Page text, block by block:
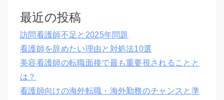
最近の投稿
訪問看護師不足と2025年問題
看護師を辞めたい理由と対処法10選
美容看護師の転職面接で最も重要視されることと
は？
看護師向けの海外転職・海外勤務のチャンスと準